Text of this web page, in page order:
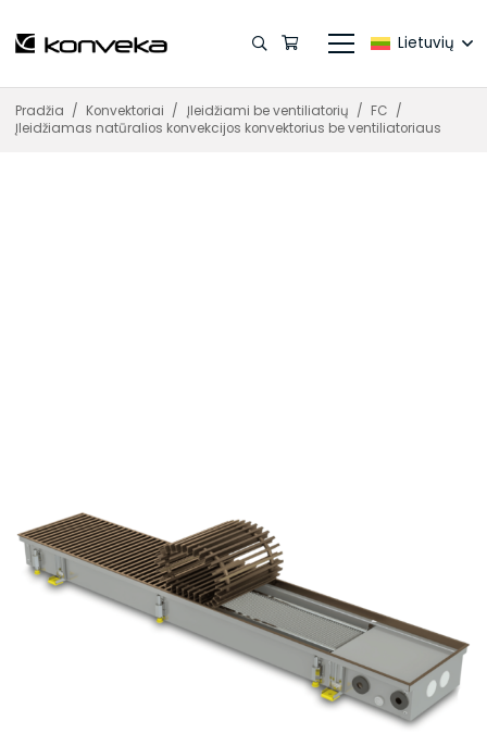
Lietuvių
Pradžia / Konvektoriai / Įleidžiami be ventiliatorių / FC /
Įleidžiamas natūralios konvekcijos konvektorius be ventiliatoriaus